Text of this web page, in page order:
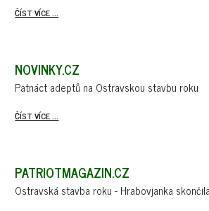
ČÍST VÍCE ...
NOVINKY.CZ
Patnáct adeptů na Ostravskou stavbu roku
ČÍST VÍCE ...
PATRIOTMAGAZIN.CZ
Ostravská stavba roku - Hrabovjanka